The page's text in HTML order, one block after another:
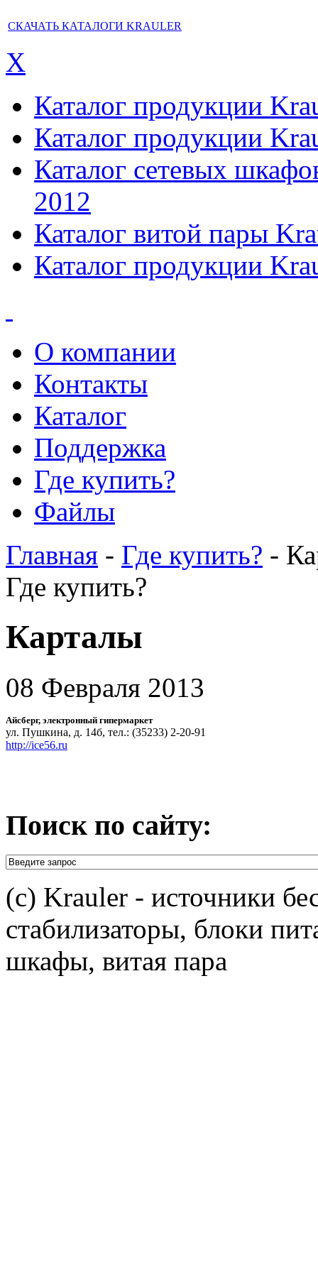
СКАЧАТЬ КАТАЛОГИ KRAULER
X
Каталог продукции
Каталог продукции
Каталог сетевых
2012
Каталог витой пары
Каталог продукции
О компании
Контакты
Каталог
Поддержка
Где купить?
Файлы
Главная - Где купить? -
Где купить?
Карталы
08 Февраля 2013
Айсберг, электронный гипермаркет
ул. Пушкина, д. 14б, тел.: (35233) 2-20-91
http://ice56.ru
Поиск по сайту:
(c) Krauler - источники
стабилизаторы, блоки
шкафы, витая пара